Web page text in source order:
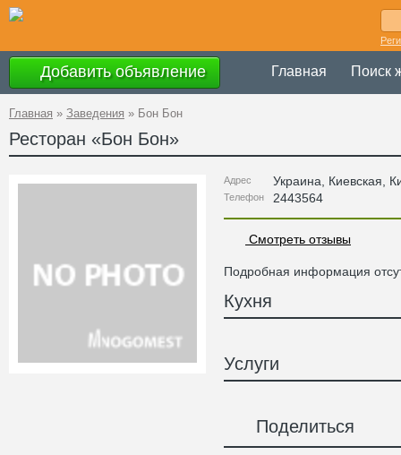
Добавить объявление Главная Поиск
Главная » Заведения » Бон Бон
Ресторан «Бон Бон»
Адрес Украина Киевская ,
Телефон 2443564
Смотреть отзывы
Подробная информация
Кухня
Услуги
Поделиться